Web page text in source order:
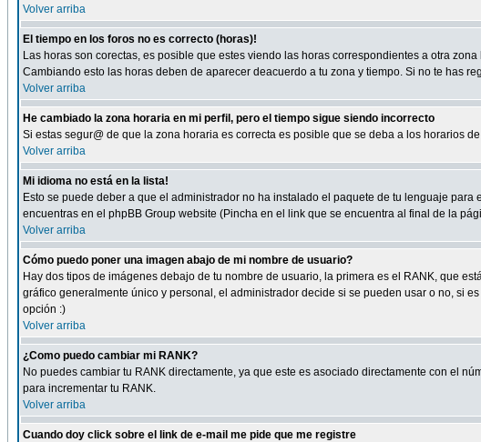
Volver arriba
El tiempo en los foros no es correcto (horas)!
Las horas son corectas, es posible que estes viendo las horas correspondientes a otra
Cambiando esto las horas deben de aparecer deacuerdo a tu zona y tiempo. Si no te has
Volver arriba
He cambiado la zona horaria en mi perfil, pero el tiempo sigue siendo incorrecto
Si estas segur@ de que la zona horaria es correcta es posible que se deba a los horarios
Volver arriba
Mi idioma no está en la lista!
Esto se puede deber a que el administrador no ha instalado el paquete de tu lenguaje
encuentras en el phpBB Group website (Pincha en el link que se encuentra al final de la
Volver arriba
Cómo puedo poner una imagen abajo de mi nombre de usuario?
Hay dos tipos de imágenes debajo de tu nombre de usuario, la primera es el RANK, que
gráfico generalmente único y personal, el administrador decide si se pueden usar o no, si
opción :)
Volver arriba
¿Como puedo cambiar mi RANK?
No puedes cambiar tu RANK directamente, ya que este es asociado directamente con el
para incrementar tu RANK.
Volver arriba
Cuando doy click sobre el link de e-mail me pide que me registre